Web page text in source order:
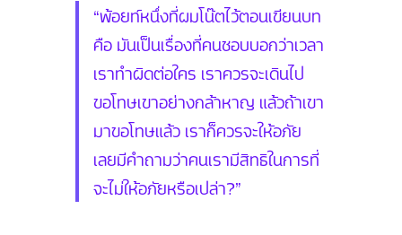
“พ้อยท์หนึ่งที่ผมโน๊ตไว้ตอนเขียนบท
คือ มันเป็นเรื่องที่คนชอบบอกว่าเวลา
เราทำผิดต่อใคร เราควรจะเดินไป
ขอโทษเขาอย่างกล้าหาญ แล้วถ้าเขา
มาขอโทษแล้ว เราก็ควรจะให้อภัย
เลยมีคำถามว่าคนเรามีสิทธิในการที่
จะไม่ให้อภัยหรือเปล่า?”